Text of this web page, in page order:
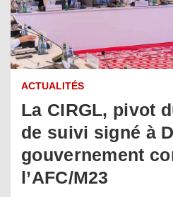
ACTUALITÉS
La CIRGL, pivot
de suivi signé à
gouvernement
l’AFC/M23